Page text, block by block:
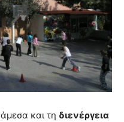
άμεσα και τη διενέργεια